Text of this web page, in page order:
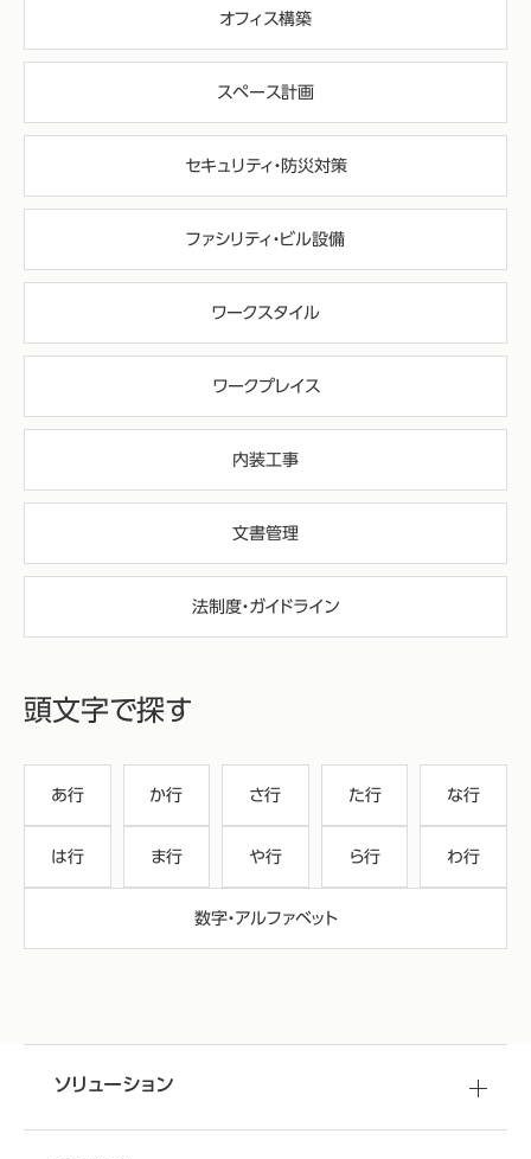
オフィス構築
スペース計画
セキュリティ・防災対策
ファシリティ・ビル設備
ワークスタイル
ワークプレイス
内装工事
文書管理
法制度・ガイドライン
頭文字で探す
あ行 か行 さ行 た行 な行
は行 ま行 や行 ら行 わ行
数字・アルファベット
ソリューション